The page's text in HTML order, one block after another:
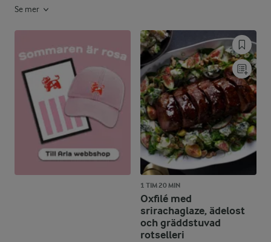
Se mer
1 TIM 20 MIN
Oxfilé med
srirachaglaze, ädelost
och gräddstuvad
rotselleri